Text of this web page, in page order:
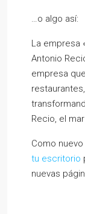
…o algo así:
La empresa
Antonio
empresa
Recio, el
Como
tu escritorio
nuevas